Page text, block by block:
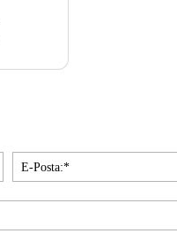
İsim:*